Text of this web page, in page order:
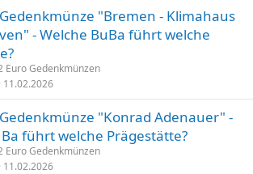
"Bremen - Klimahaus
- Welche BuBa führt welche
Euro Gedenkmünzen
11.02.2026
"Konrad Adenauer" -
führt welche Prägestätte?
Euro Gedenkmünzen
11.02.2026